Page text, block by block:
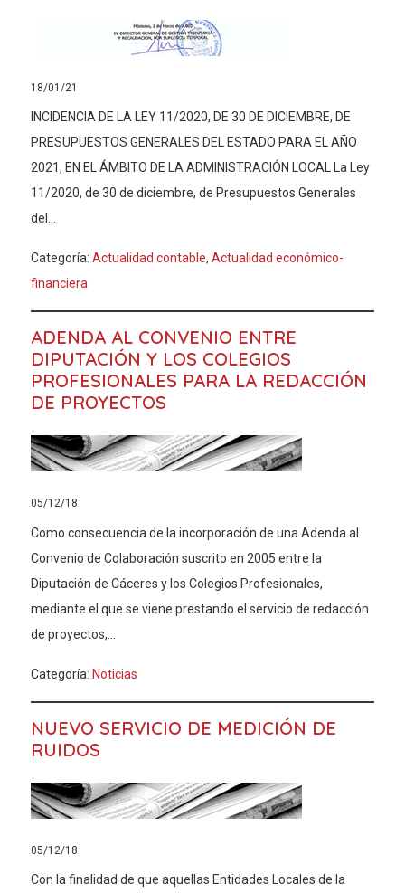
18/01/21
INCIDENCIA DE LA LEY 11/2020, DE 30 DE DICIEMBRE, DE
PRESUPUESTOS GENERALES DEL ESTADO PARA EL AÑO
2021, EN EL ÁMBITO DE LA ADMINISTRACIÓN LOCAL La Ley
11/2020, de 30 de diciembre, de Presupuestos Generales
del...
Categoría: Actualidad contable, Actualidad económico-
financiera
ADENDA AL CONVENIO ENTRE
DIPUTACIÓN Y LOS COLEGIOS
PROFESIONALES PARA LA REDACCIÓN
DE PROYECTOS
05/12/18
Como consecuencia de la incorporación de una Adenda al
Convenio de Colaboración suscrito en 2005 entre la
Diputación de Cáceres y los Colegios Profesionales,
mediante el que se viene prestando el servicio de redacción
de proyectos,...
Categoría: Noticias
NUEVO SERVICIO DE MEDICIÓN DE
RUIDOS
05/12/18
Con la finalidad de que aquellas Entidades Locales de la